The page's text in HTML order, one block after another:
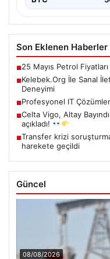
Son Eklenen Haberler
■25 Mayıs Petrol
■Kelebek.Org İle Sanal
Deneyimi
■Profesyonel IT
■Celta Vigo, Altay
açıkladı!
■Transfer krizi
harekete geçildi
Güncel
08/08/2026